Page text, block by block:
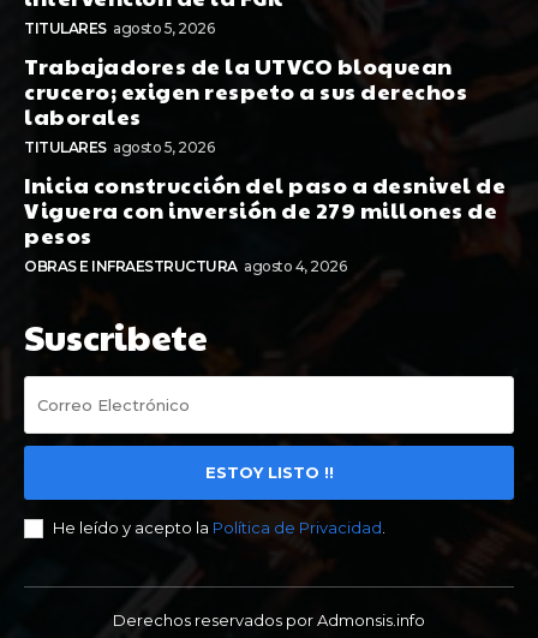
TITULARES agosto 5, 2026
Trabajadores de la UTVCO bloquean
crucero; exigen respeto a sus derechos
laborales
TITULARES agosto 5, 2026
Inicia construcción del paso a desnivel de
Viguera con inversión de 279 millones de
pesos
OBRAS E INFRAESTRUCTURA agosto 4, 2026
Suscribete
ESTOY LISTO !!
He leído y acepto la Política de Privacidad
Derechos reservados por Admonsis.info